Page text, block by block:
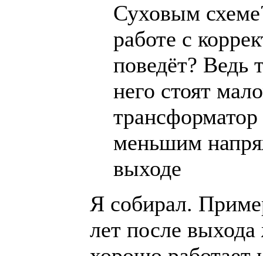
Суховым
работе с
поведёт? Ведь
него стоят
трансформатор
меньшим
выходе
Я собирал.
лет после